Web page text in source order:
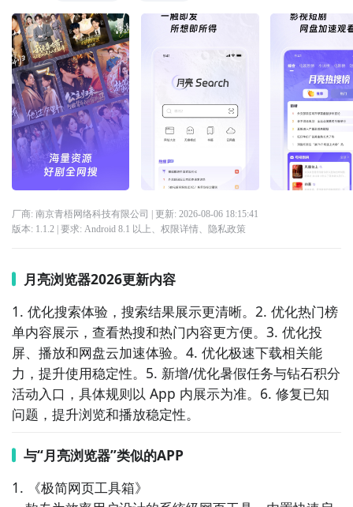
厂商: 南京青梧网络科技有限公司 | 更新: 2026-08-06 18:15:41
版本: 1.1.2 | 要求: Android 8.1 以上、 权限详情、 隐私政策
月亮浏览器2026更新内容
1. 优化搜索体验，搜索结果展示更清晰。2. 优化热门榜
单内容展示，查看热搜和热门内容更方便。3. 优化投
屏、播放和网盘云加速体验。4. 优化极速下载相关能
力，提升使用稳定性。5. 新增/优化暑假任务与钻石积分
活动入口，具体规则以 App 内展示为准。6. 修复已知
问题，提升浏览和播放稳定性。
与“月亮浏览器”类似的APP
1. 《极简网页工具箱》